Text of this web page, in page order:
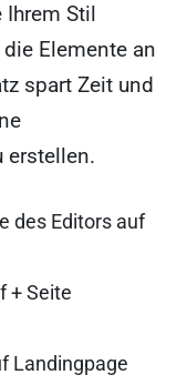
Ihrem Stil
Elemente an
spart Zeit und
erstellen.
des Editors auf
+ Seite
Landingpage